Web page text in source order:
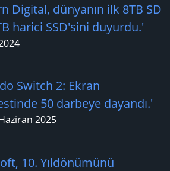
Digital, dünyanın ilk 8TB SD
harici SSD'sini duyurdu.'
Switch 2: Ekran
50 darbeye dayandı.'
2025
10. Yıldönümünü